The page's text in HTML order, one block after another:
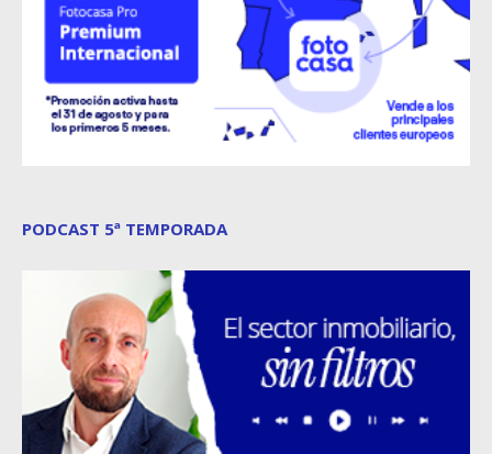
PODCAST 5ª TEMPORADA